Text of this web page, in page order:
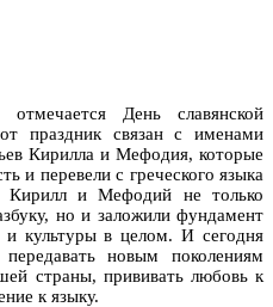
День славянской
праздник связан с именами
Кирилла и Мефодия, которые
и перевели с греческого языка
Кирилл и Мефодий не только
но и заложили фундамент
и культуры в целом. И сегодня
новым поколениям
страны, прививать любовь к
к языку.